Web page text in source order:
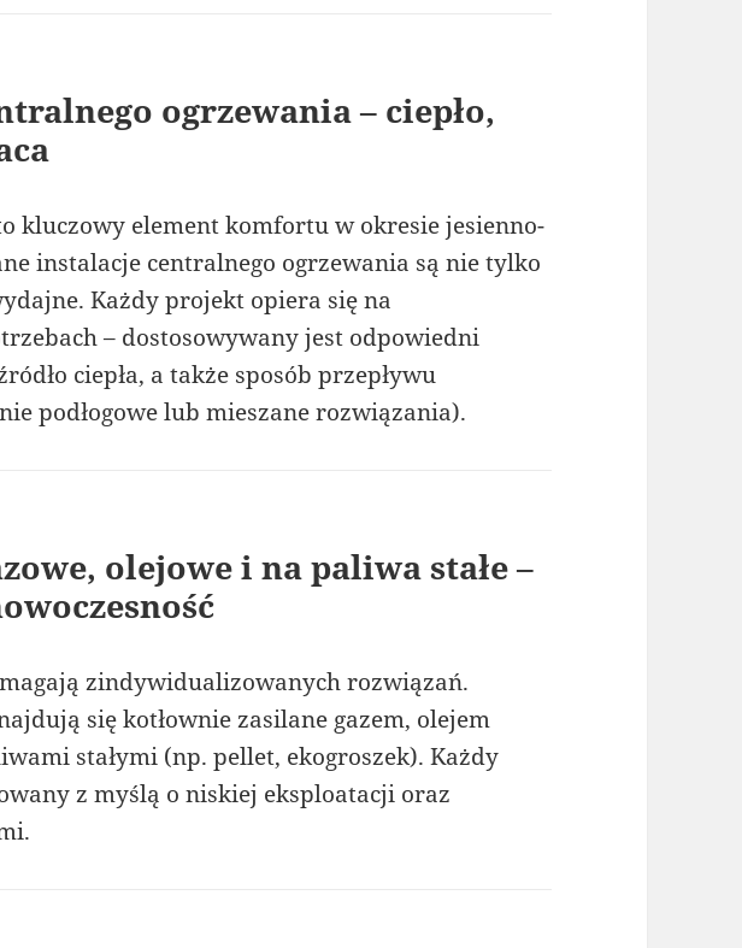
ogrzewania – ciepło,
kluczowy element komfortu w okresie jesienno-
instalacje centralnego ogrzewania są nie tylko
Każdy projekt opiera się na
– dostosowywany jest odpowiedni
ciepła, a także sposób przepływu
podłogowe lub mieszane rozwiązania).
olejowe i na paliwa stałe –
zindywidualizowanych rozwiązań.
się kotłownie zasilane gazem, olejem
stałymi (np. pellet, ekogroszek). Każdy
z myślą o niskiej eksploatacji oraz